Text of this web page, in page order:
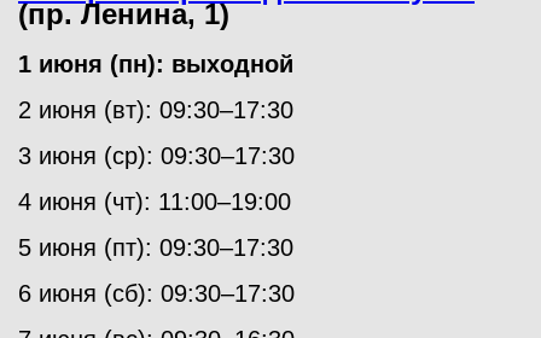
(пр. Ленина, 1)
1 июня (пн): выходной
2 июня (вт): 09:30–17:30
3 июня (ср): 09:30–17:30
4 июня (чт): 11:00–19:00
5 июня (пт): 09:30–17:30
6 июня (сб): 09:30–17:30